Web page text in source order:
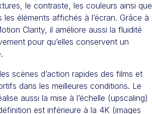
le contraste, les couleurs ainsi que
éléments affichés à l’écran. Grâce à
Clarity, il améliore aussi la fluidité
pour qu’elles conservent un
scènes d’action rapides des films et
dans les meilleures conditions. Le
aussi la mise à l’échelle (upscaling)
est inférieure à la 4K (images